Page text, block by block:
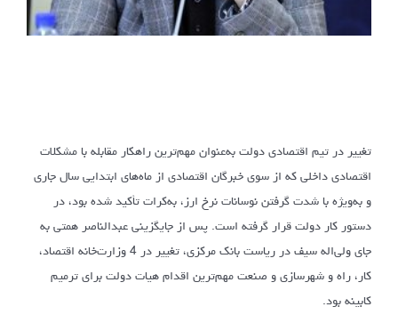
تغییر در تیم اقتصادی دولت به‌عنوان مهم‌ترین راهکار مقابله با مشکلات
اقتصادی داخلی که از سوی خبرگان اقتصادی از ماه‌های ابتدایی سال جاری
و به‌ویژه با شدت گرفتن نوسانات نرخ ارز، به‌کرات تأکید شده بود، در
دستور کار دولت قرار گرفته است. پس از جایگزینی عبدالناصر همتی به
جای ولی‌اله سیف در ریاست بانک مرکزی، تغییر در 4 وزارت‌خانه اقتصاد،
کار، راه و شهرسازی و صنعت مهم‌ترین اقدام هیات دولت برای ترمیم
کابینه بود.